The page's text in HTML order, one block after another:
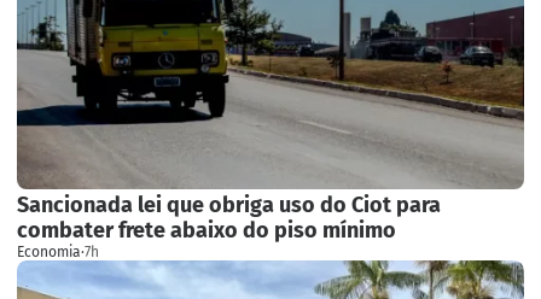
Sancionada lei que obriga uso do Ciot para
combater frete abaixo do piso mínimo
Economia·7h